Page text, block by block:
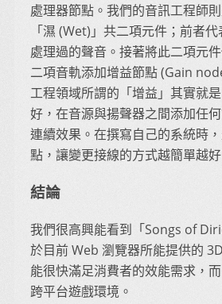
處理器節點。我們的音訊工程師
「濕 (Wet)」共二項元件；前者
處理過的聲音。接著將此二項元
二項音軌添加增益節點 (Gain
工程領域所謂的「增益」其實就
好，在音源與揚聲器之間添加任
連續效果。在撰寫自己的系統時
點，讓變更接線的方式越簡單越好
結論
我們很高興能看到「Songs of
於目前 Web 瀏覽器所能提供的
能很快滿足消費者的效能需求，
跨平台遊戲環境。